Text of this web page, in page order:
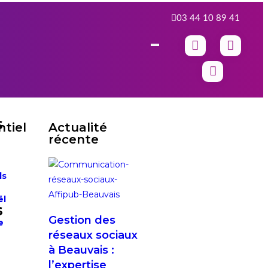
03 44 10 89 41
Actualité
récente
Gestion des
réseaux sociaux
à Beauvais :
l’expertise